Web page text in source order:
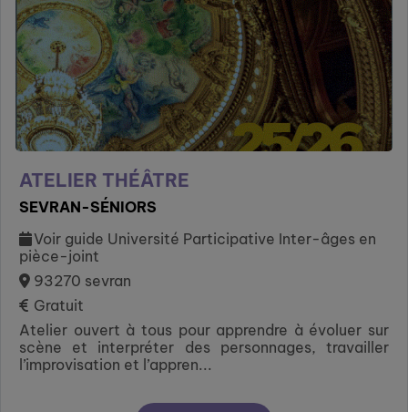
ATELIER THÉÂTRE
SEVRAN-SÉNIORS
Voir guide Université Participative Inter-âges en
pièce-joint
93270 sevran
Gratuit
Atelier ouvert à tous pour apprendre à évoluer sur
scène et interpréter des personnages, travailler
l’improvisation et l’appren...